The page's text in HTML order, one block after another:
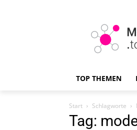
TOP THEMEN
Start Schlagworte
Tag: